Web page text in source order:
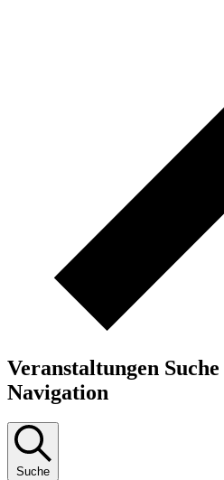
Veranstaltungen
Navigation
Suche